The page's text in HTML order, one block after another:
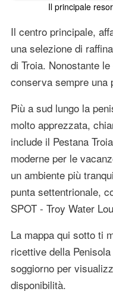
Il principale
Il centro principale,
una selezione di
di Troia. Nonostante
conserva sempre una
Più a sud lungo la
molto apprezzata,
include il Pestana
moderne per le
un ambiente più
punta settentrionale,
SPOT - Troy Water
La mappa qui sotto ti
ricettive della
soggiorno per
disponibilità.